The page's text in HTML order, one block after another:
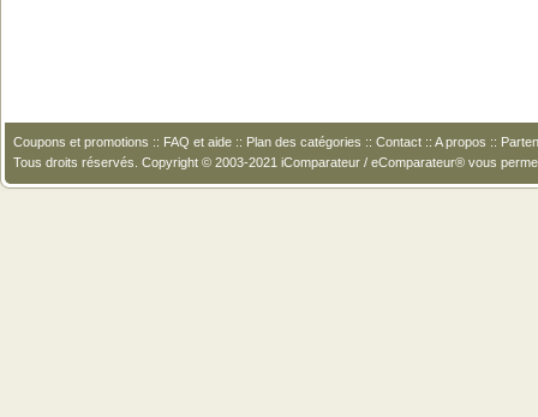
Coupons et promotions :: FAQ et aide :: Plan des catégories :: Contact :: A propos ::
Tous droits réservés. Copyright © 2003-2021 iComparateur / eComparateur® vous